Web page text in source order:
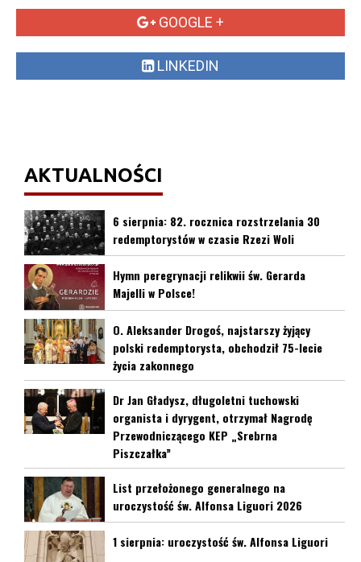
GOOGLE +
LINKEDIN
AKTUALNOŚCI
6 sierpnia: 82. rocznica rozstrzelania 30
redemptorystów w czasie Rzezi Woli
Hymn peregrynacji relikwii św. Gerarda
Majelli w Polsce!
O. Aleksander Drogoś, najstarszy żyjący
polski redemptorysta, obchodził 75-lecie
życia zakonnego
Dr Jan Gładysz, długoletni tuchowski
organista i dyrygent, otrzymał Nagrodę
Przewodniczącego KEP „Srebrna
Piszczałka”
List przełożonego generalnego na
uroczystość św. Alfonsa Liguori 2026
1 sierpnia: uroczystość św. Alfonsa Liguori